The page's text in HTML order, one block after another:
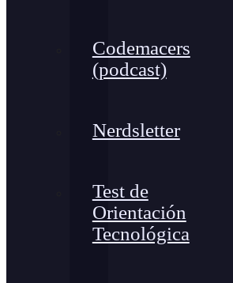
Codemacers
(podcast)
Nerdsletter
Test de
Orientación
Tecnológica